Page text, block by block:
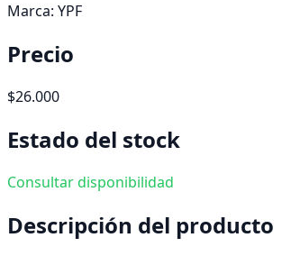
Marca: YPF
Precio
$26.000
Estado del stock
Consultar disponibilidad
Descripción del producto